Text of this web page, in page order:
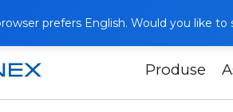
prefers English. Would you like to
Produse
Produse Panouri exterioare